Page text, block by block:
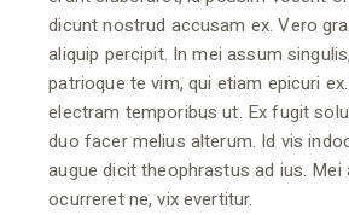
dicunt nostrud accusam ex. Vero
aliquip percipit. In mei assum
patrioque te vim, qui etiam epicuri
electram temporibus ut. Ex fugit
duo facer melius alterum. Id vis
augue dicit theophrastus ad ius. Mei
ocurreret ne, vix evertitur.